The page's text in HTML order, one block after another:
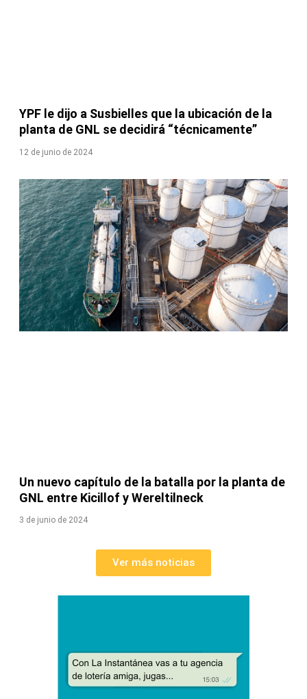
YPF le dijo a Susbielles que la ubicación de la
planta de GNL se decidirá “técnicamente”
12 de junio de 2024
Un nuevo capítulo de la batalla por la planta de
GNL entre Kicillof y Wereltilneck
3 de junio de 2024
Ver más noticias